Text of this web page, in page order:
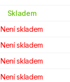
Skladem
Není skladem
Není skladem
Není skladem
Není skladem